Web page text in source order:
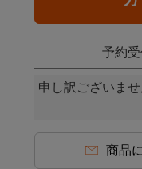
予約受
申し訳ございま
商品